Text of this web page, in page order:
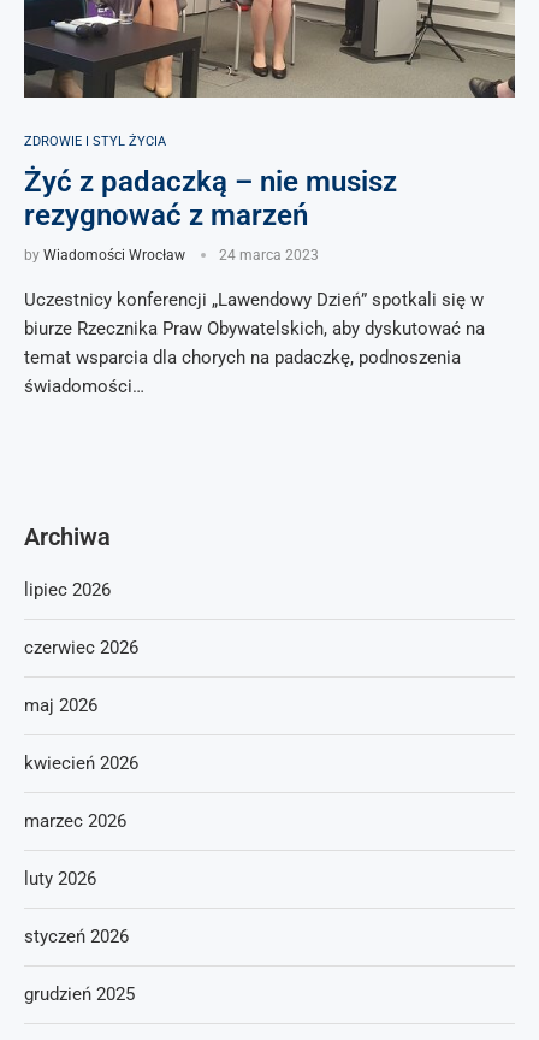
ZDROWIE I STYL ŻYCIA
Żyć z padaczką – nie musisz
rezygnować z marzeń
by Wiadomości Wrocław 24 marca 2023
Uczestnicy konferencji „Lawendowy Dzień” spotkali się w
biurze Rzecznika Praw Obywatelskich, aby dyskutować na
temat wsparcia dla chorych na padaczkę, podnoszenia
świadomości…
Archiwa
lipiec 2026
czerwiec 2026
maj 2026
kwiecień 2026
marzec 2026
luty 2026
styczeń 2026
grudzień 2025